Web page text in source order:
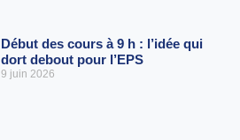
Début des cours à 9 h : l’idée qui
dort debout pour l’EPS
9 juin 2026